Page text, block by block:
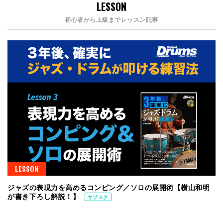
LESSON
初心者から上級までレッスン記事
LESSON
ジャズの表現力を高めるコンピング／ソロの展開術【横山和明
が書き下ろし解説！】
サブスク